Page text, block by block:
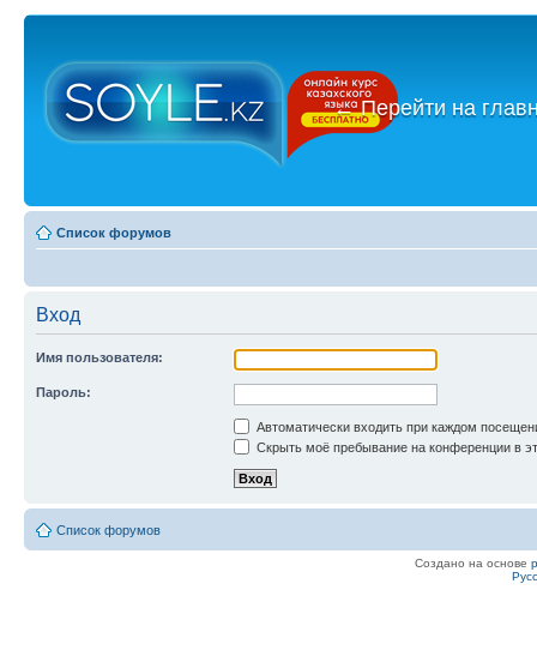
←Перейти на
Список форумов
Вход
Имя пользователя:
Пароль:
Автоматически входить при каждом
Скрыть моё пребывание на конференции в
Список форумов
Создано на основе